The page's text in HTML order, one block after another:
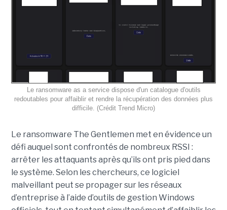
Le ransomware as a service dispose d'un catalogue d'outils
redoutables pour affaiblir et rendre la récupération des données plus
difficile. (Crédit Trend Micro)
Le ransomware The Gentlemen met en évidence un
défi auquel sont confrontés de nombreux RSSI :
arrêter les attaquants après qu’ils ont pris pied dans
le système. Selon les chercheurs, ce logiciel
malveillant peut se propager sur les réseaux
d’entreprise à l’aide d’outils de gestion Windows